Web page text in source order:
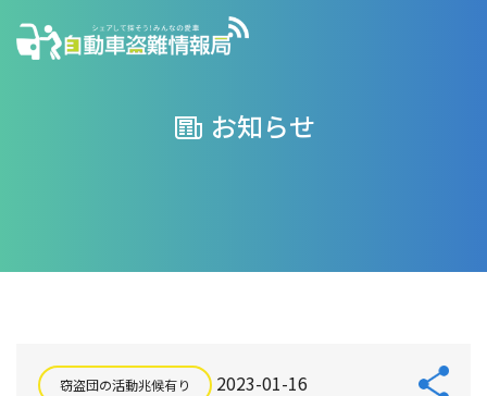
お知らせ
窃盗団の活動兆候有り 2023-01-16